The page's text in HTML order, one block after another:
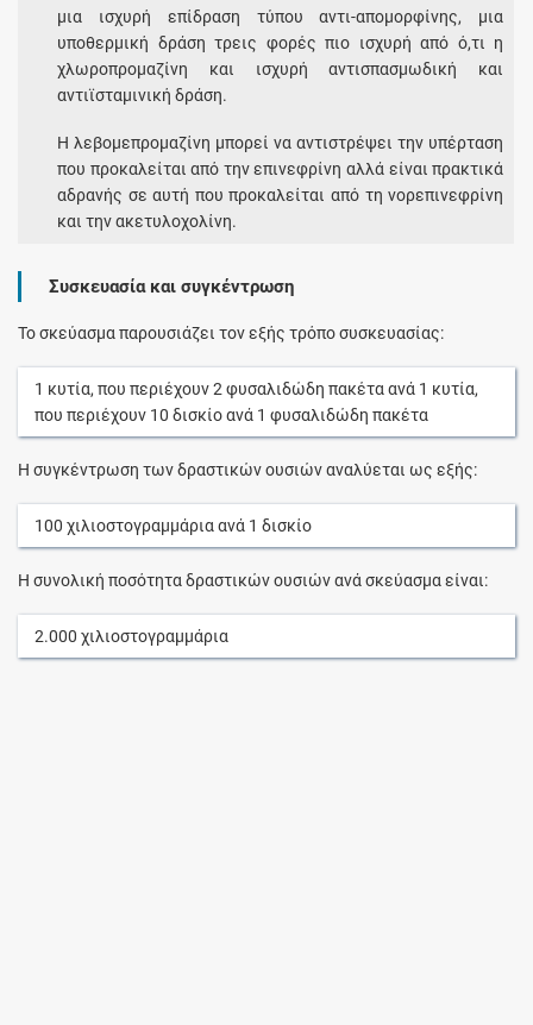
μια ισχυρή επίδραση τύπου αντι-απομορφίνης, μια
υποθερμική δράση τρεις φορές πιο ισχυρή από ό,τι η
χλωροπρομαζίνη και ισχυρή αντισπασμωδική και
αντιϊσταμινική δράση.
Η λεβομεπρομαζίνη μπορεί να αντιστρέψει την υπέρταση
που προκαλείται από την επινεφρίνη αλλά είναι πρακτικά
αδρανής σε αυτή που προκαλείται από τη νορεπινεφρίνη
και την ακετυλοχολίνη.
Συσκευασία και συγκέντρωση
Το σκεύασμα παρουσιάζει τον εξής τρόπο συσκευασίας:
1 κυτία, που περιέχουν2 φυσαλιδώδη πακέταανά 1 κυτία,
που περιέχουν 10 δισκίοανά 1 φυσαλιδώδη πακέτα
Η συγκέντρωση των δραστικών ουσιών αναλύεται ως εξής:
100 χιλιοστογραμμάριαανά 1 δισκίο
Η συνολική ποσότητα δραστικών ουσιών ανά σκεύασμα είναι:
2.000 χιλιοστογραμμάρια